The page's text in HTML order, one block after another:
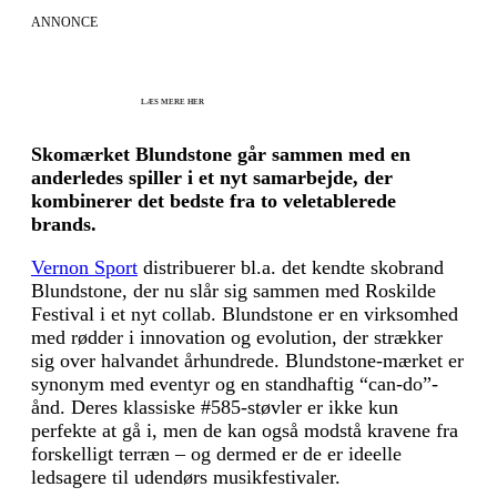
ANNONCE
LÆS MERE HER
Skomærket Blundstone går sammen med en
anderledes spiller i et nyt samarbejde, der
kombinerer det bedste fra to veletablerede
brands.
Vernon Sport distribuerer bl.a. det kendte skobrand
Blundstone, der nu slår sig sammen med Roskilde
Festival i et nyt collab. Blundstone er en virksomhed
med rødder i innovation og evolution, der strækker
sig over halvandet århundrede. Blundstone-mærket er
synonym med eventyr og en standhaftig “can-do”-
ånd. Deres klassiske #585-støvler er ikke kun
perfekte at gå i, men de kan også modstå kravene fra
forskelligt terræn – og dermed er de er ideelle
ledsagere til udendørs musikfestivaler.